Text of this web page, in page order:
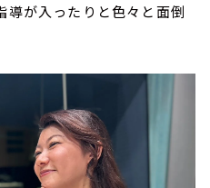
導が入ったりと色々と面倒